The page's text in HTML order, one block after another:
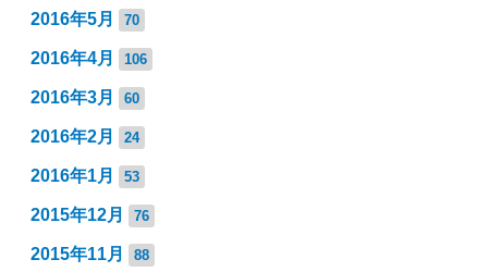
2016年5月 70
2016年4月 106
2016年3月 60
2016年2月 24
2016年1月 53
2015年12月 76
2015年11月 88